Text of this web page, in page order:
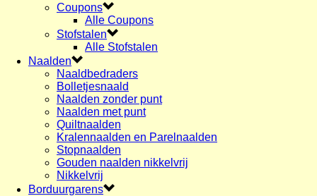
Coupons
Alle Coupons
Stofstalen
Alle Stofstalen
Naalden
Naaldbedraders
Bolletjesnaald
Naalden zonder punt
Naalden met punt
Quiltnaalden
Kralennaalden en Parelnaalden
Stopnaalden
Gouden naalden nikkelvrij
Nikkelvrij
Borduurgarens